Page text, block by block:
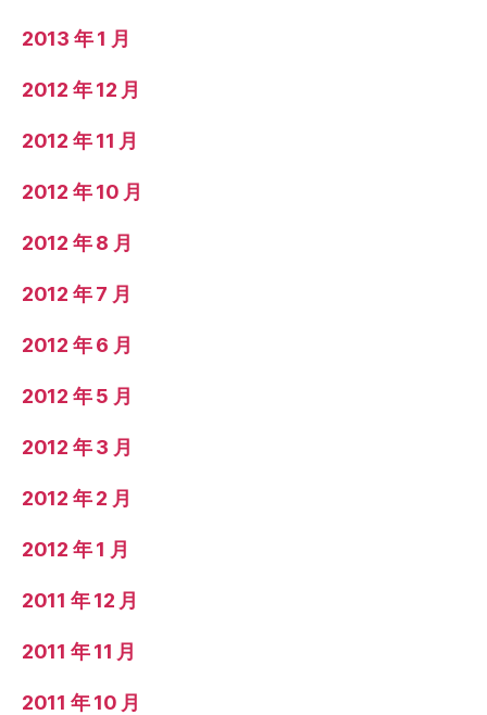
2013 年 1 月
2012 年 12 月
2012 年 11 月
2012 年 10 月
2012 年 8 月
2012 年 7 月
2012 年 6 月
2012 年 5 月
2012 年 3 月
2012 年 2 月
2012 年 1 月
2011 年 12 月
2011 年 11 月
2011 年 10 月